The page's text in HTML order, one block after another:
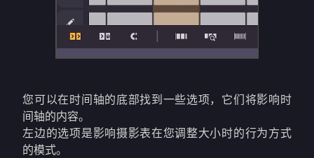
您可以在时间轴的底部找到一些选项，它们将影响时
间轴的内容。
左边的选项是影响摄影表在您调整大小时的行为方式
的模式。